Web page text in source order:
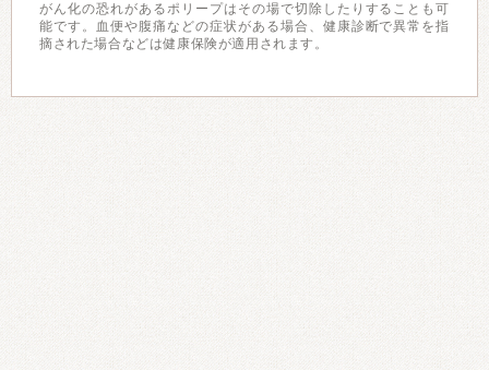
がん化の恐れがあるポリープはその場で切除したりすることも可
能です。血便や腹痛などの症状がある場合、健康診断で異常を指
摘された場合などは健康保険が適用されます。